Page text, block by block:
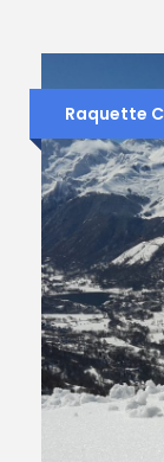
Raquette